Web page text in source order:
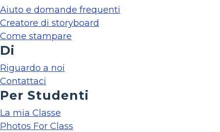
Aiuto e domande frequenti
Creatore di storyboard
Come stampare
Di
Riguardo a noi
Contattaci
Per Studenti
La mia Classe
Photos For Class